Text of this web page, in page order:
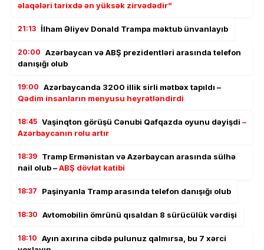
əlaqələri tarixdə ən yüksək zirvədədir”
21:13 İlham Əliyev Donald Trampa məktub ünvanlayıb
20:00 Azərbaycan və ABŞ prezidentləri arasında telefon
danışığı olub
19:00 Azərbaycanda 3200 illik sirli mətbəx tapıldı –
Qədim insanların menyusu heyrətləndirdi
18:45 Vaşinqton görüşü Cənubi Qafqazda oyunu dəyişdi –
Azərbaycanın rolu artır
18:39 Tramp Ermənistan və Azərbaycan arasında sülhə
nail olub –ABŞ dövlət katibi
18:37 Paşinyanla Tramp arasında telefon danışığı olub
18:30 Avtomobilin ömrünü qısaldan 8 sürücülük vərdişi
18:10 Ayın axırına cibdə pulunuz qalmırsa, bu 7 xərci